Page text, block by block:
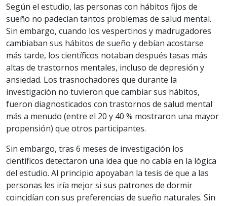
Según el estudio, las personas con hábitos fijos de
sueño no padecían tantos problemas de salud mental.
Sin embargo, cuando los vespertinos y madrugadores
cambiaban sus hábitos de sueño y debían acostarse
más tarde, los científicos notaban después tasas más
altas de trastornos mentales, incluso de depresión y
ansiedad. Los trasnochadores que durante la
investigación no tuvieron que cambiar sus hábitos,
fueron diagnosticados con trastornos de salud mental
más a menudo (entre el 20 y 40 % mostraron una mayor
propensión) que otros participantes.
Sin embargo, tras 6 meses de investigación los
científicos detectaron una idea que no cabía en la lógica
del estudio. Al principio apoyaban la tesis de que a las
personas les iría mejor si sus patrones de dormir
coincidían con sus preferencias de sueño naturales. Sin